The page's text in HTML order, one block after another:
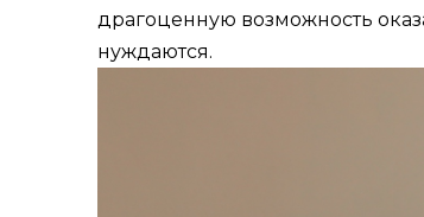
драгоценную возможность
нуждаются.